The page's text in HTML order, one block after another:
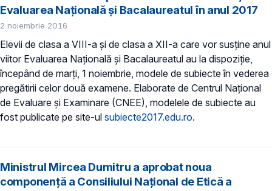
Evaluarea Națională și Bacalaureatul în anul 2017
2 noiembrie 2016
Elevii de clasa a VIII-a și de clasa a XII-a care vor susține anul
viitor Evaluarea Națională și Bacalaureatul au la dispoziție,
începând de marți, 1 noiembrie, modele de subiecte în vederea
pregătirii celor două examene. Elaborate de Centrul Național
de Evaluare și Examinare (CNEE), modelele de subiecte au
fost publicate pe site-ul subiecte2017.edu.ro.
Ministrul Mircea Dumitru a aprobat noua
componență a Consiliului Naţional de Etică a